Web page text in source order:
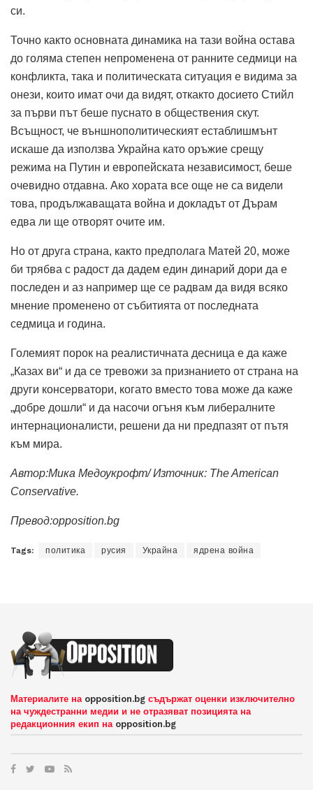
си.
Точно както основната динамика на тази война остава
до голяма степен непроменена от ранните седмици на
конфликта, така и политическата ситуация е видима за
онези, които имат очи да видят, откакто досието Стийл
за първи път беше пуснато в обществения скут.
Всъщност, че външнополитическият естаблишмънт
искаше да използва Украйна като оръжие срещу
режима на Путин и европейската независимост, беше
очевидно отдавна. Ако хората все още не са видели
това, продължаващата война и докладът от Дърам
едва ли ще отворят очите им.
Но от друга страна, както предполага Матей 20, може
би трябва с радост да дадем един динарий дори да е
последен и аз например ще се радвам да видя всяко
мнение променено от събитията от последната
седмица и година.
Големият порок на реалистичната десница е да каже
„Казах ви“ и да се тревожи за признанието от страна на
други консерватори, когато вместо това може да каже
„добре дошли“ и да насочи огъня към либералните
интернационалисти, решени да ни предпазят от пътя
към мира.
Автор:Мика Медоукрофт/ Източник: The American
Conservative.
Превод:opposition.bg
Tags: политика русия Украйна ядрена война
Материалите на opposition.bg съдържат оценки изключително
на чуждестранни медии и не отразяват позицията на
редакционния екип на opposition.bg